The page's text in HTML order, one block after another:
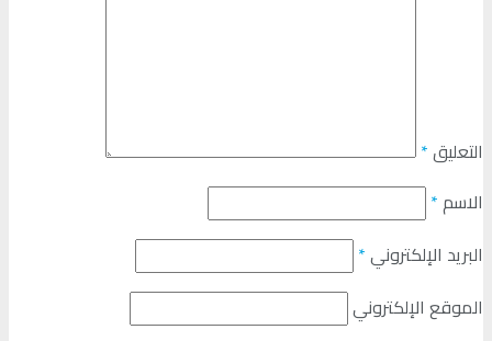
التعليق*
الاسم*
البريد الإلكتروني*
الموقع الإلكتروني